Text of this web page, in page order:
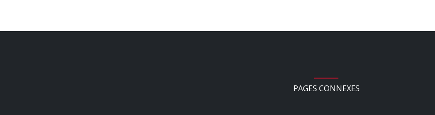
PAGES CONNEXES